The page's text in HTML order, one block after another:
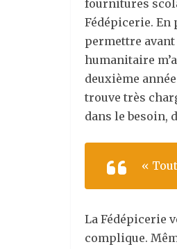
fournitures
Fédépicerie. En
permettre
humanitaire
deuxième
trouve très
dans le besoin,
«
La Fédépicerie
complique.